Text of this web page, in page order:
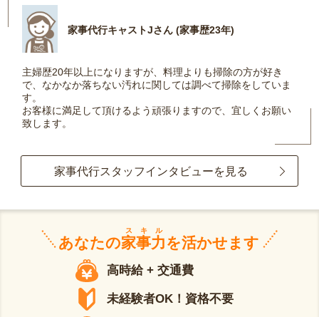
家事代行キャストJさん (家事歴23年)
主婦歴20年以上になりますが、料理よりも掃除の方が好き
で、なかなか落ちない汚れに関しては調べて掃除をしていま
す。
お客様に満足して頂けるよう頑張りますので、宜しくお願い
致します。
家事代行スタッフインタビューを見る
あなたの家事力
スキル
を活かせます
高時給 + 交通費
未経験者OK！資格不要